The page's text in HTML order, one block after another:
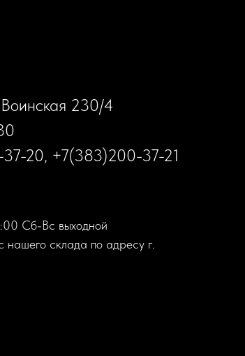
230/4
20, +7(383)200-37-21
Сб-Вс выходной
нашего склада по адресу г.